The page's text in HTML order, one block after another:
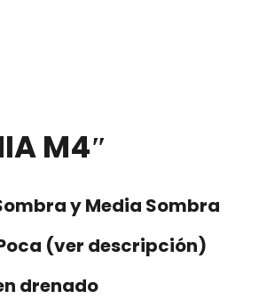
M4″
y Media Sombra
(ver descripción)
drenado